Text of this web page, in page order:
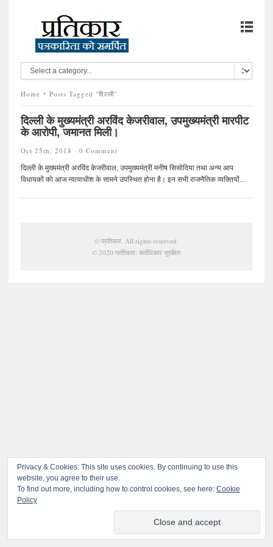
Home Posts Tagged "दिल्ली"
दिल्ली के मुख्यमंत्री अरविंद केजरीवाल, उपमुख्यमंत्री मारपीट
के आरोपी, जमानत मिली।
Oct 25th, 2018 · 0 Comment
दिल्ली के मुख्यमंत्री अरविंद केजरीवाल, उपमुख्यमंत्री मनीष सिसोदिया तथा अन्य आप
विधायकों को आज न्यायाधीश के सामने उपस्थित होना है। इन सभी राजनैतिक व्यक्तियों...
© प्रतिकार. All rights reserved.
© 2020 प्रतिकारः सर्वाधिकार सुरक्षित
Privacy & Cookies: This site uses cookies. By continuing to use this
website, you agree to their use.
To find out more, including how to control cookies, see here: Cookie
Policy